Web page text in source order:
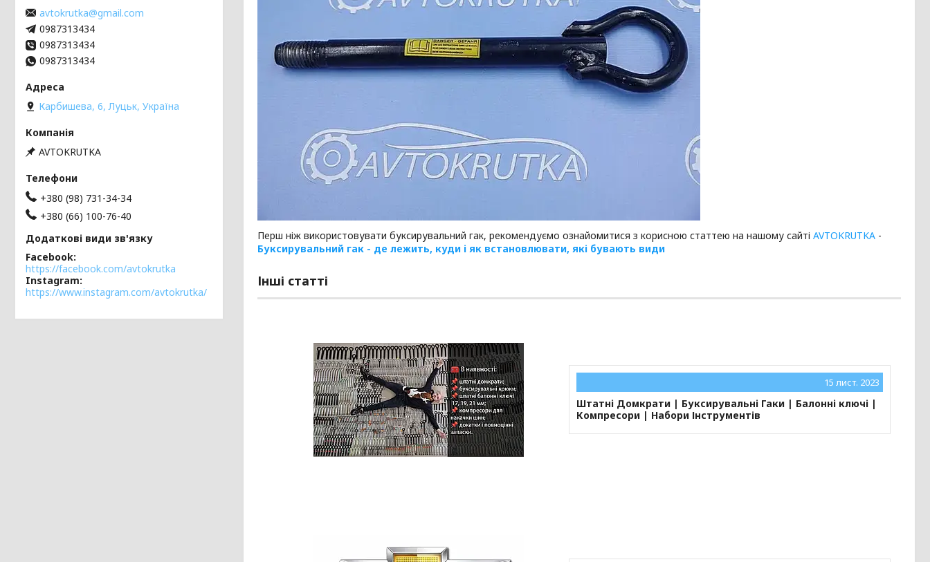
Перш ніж використовувати буксирувальний гак, рекомендуємо ознайомитися з корисною статтею на нашому сайті AVTOKRUTKA -
Буксирувальний гак - де лежить, куди і як встановлювати, які бувають види
Інші статті
15 лист. 2023
Штатні Домкрати | Буксирувальні Гаки | Балонні ключі |
Компресори | Набори Інструментів
avtokrutka@gmail.com
0987313434
0987313434
0987313434
Карбишева, 6, Луцьк, Україна
AVTOKRUTKA
+380 (98) 731-34-34
+380 (66) 100-76-40
Facebook
https://facebook.com/avtokrutka
Instagram
https://www.instagram.com/avtokrutka/